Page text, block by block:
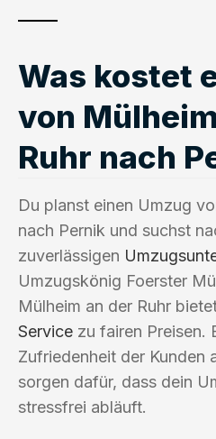
Was kostet
von
Ruhr nach
Du planst einen Umzug
nach Pernik und suchst
zuverlässigen
Umzugskönig Foerster
Mülheim an der Ruhr
Service zu fairen Preisen.
Zufriedenheit der Kunden
sorgen dafür, dass dein
stressfrei abläuft.